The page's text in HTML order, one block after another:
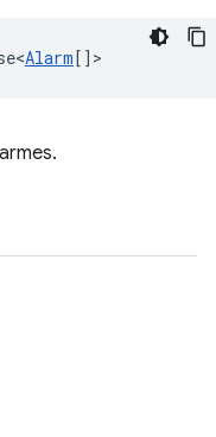
Alarm[] >